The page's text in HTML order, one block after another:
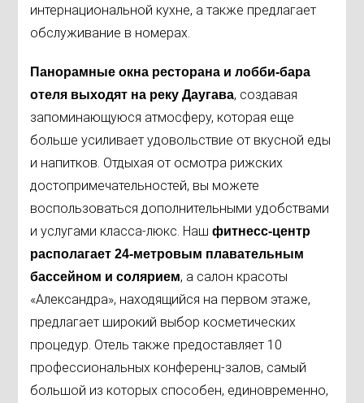
интернациональной кухне, а также предлагает
обслуживание в номерах.
Панорамные окна ресторана и лобби-бара
отеля выходят на реку Даугава, создавая
запоминающуюся атмосферу, которая еще
больше усиливает удовольствие от вкусной еды
и напитков. Отдыхая от осмотра рижских
достопримечательностей, вы можете
воспользоваться дополнительными удобствами
и услугами класса-люкс. Нашфитнесс-центр
располагает 24-метровым плавательным
бассейном и солярием, а салон красоты
«Александра», находящийся на первом этаже,
предлагает широкий выбор косметических
процедур. Отель также предоставляет 10
профессиональных конференц-залов, самый
большой из которых способен, единовременно,